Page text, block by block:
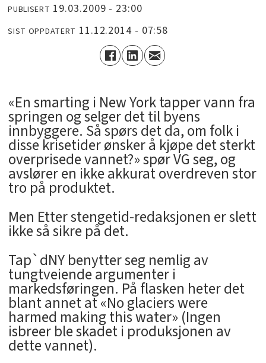
PUBLISERT 19.03.2009 - 23:00
SIST OPPDATERT 11.12.2014 - 07:58
«En smarting i New York tapper vann fra
springen og selger det til byens
innbyggere. Så spørs det da, om folk i
disse krisetider ønsker å kjøpe det sterkt
overprisede vannet?» spør VG seg, og
avslører en ikke akkurat overdreven stor
tro på produktet.
Men Etter stengetid-redaksjonen er slett
ikke så sikre på det.
Tap`dNY benytter seg nemlig av
tungtveiende argumenter i
markedsføringen. På flasken heter det
blant annet at «No glaciers were
harmed making this water» (Ingen
isbreer ble skadet i produksjonen av
dette vannet).